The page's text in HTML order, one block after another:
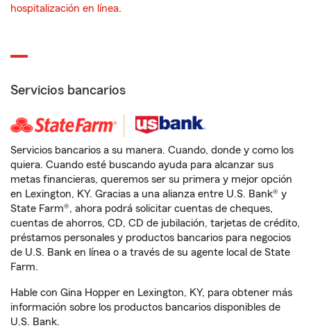
hospitalización en línea.
Servicios bancarios
Servicios bancarios a su manera. Cuando, donde y como los
quiera. Cuando esté buscando ayuda para alcanzar sus
metas financieras, queremos ser su primera y mejor opción
en Lexington, KY. Gracias a una alianza entre U.S. Bank® y
State Farm®, ahora podrá solicitar cuentas de cheques,
cuentas de ahorros, CD, CD de jubilación, tarjetas de crédito,
préstamos personales y productos bancarios para negocios
de U.S. Bank en línea o a través de su agente local de State
Farm.
Hable con Gina Hopper en Lexington, KY, para obtener más
información sobre los productos bancarios disponibles de
U.S. Bank.